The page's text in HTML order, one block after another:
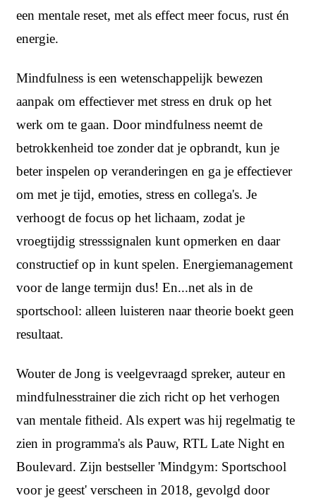
een mentale reset, met als effect meer focus, rust én
energie.
Mindfulness is een wetenschappelijk bewezen
aanpak om effectiever met stress en druk op het
werk om te gaan. Door mindfulness neemt de
betrokkenheid toe zonder dat je opbrandt, kun je
beter inspelen op veranderingen en ga je effectiever
om met je tijd, emoties, stress en collega's. Je
verhoogt de focus op het lichaam, zodat je
vroegtijdig stresssignalen kunt opmerken en daar
constructief op in kunt spelen. Energiemanagement
voor de lange termijn dus! En...net als in de
sportschool: alleen luisteren naar theorie boekt geen
resultaat.
Wouter de Jong is veelgevraagd spreker, auteur en
mindfulnesstrainer die zich richt op het verhogen
van mentale fitheid. Als expert was hij regelmatig te
zien in programma's als Pauw, RTL Late Night en
Boulevard. Zijn bestseller 'Mindgym: Sportschool
voor je geest' verscheen in 2018, gevolgd door